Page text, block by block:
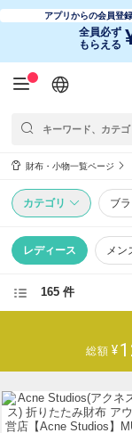
アプリからの会員登
全員必ず
もらえる
日本語
English
简体中文
繁體中文
財布・小物一覧ページ
カテゴリ ブ
レディース メン
165 件
総額 ¥